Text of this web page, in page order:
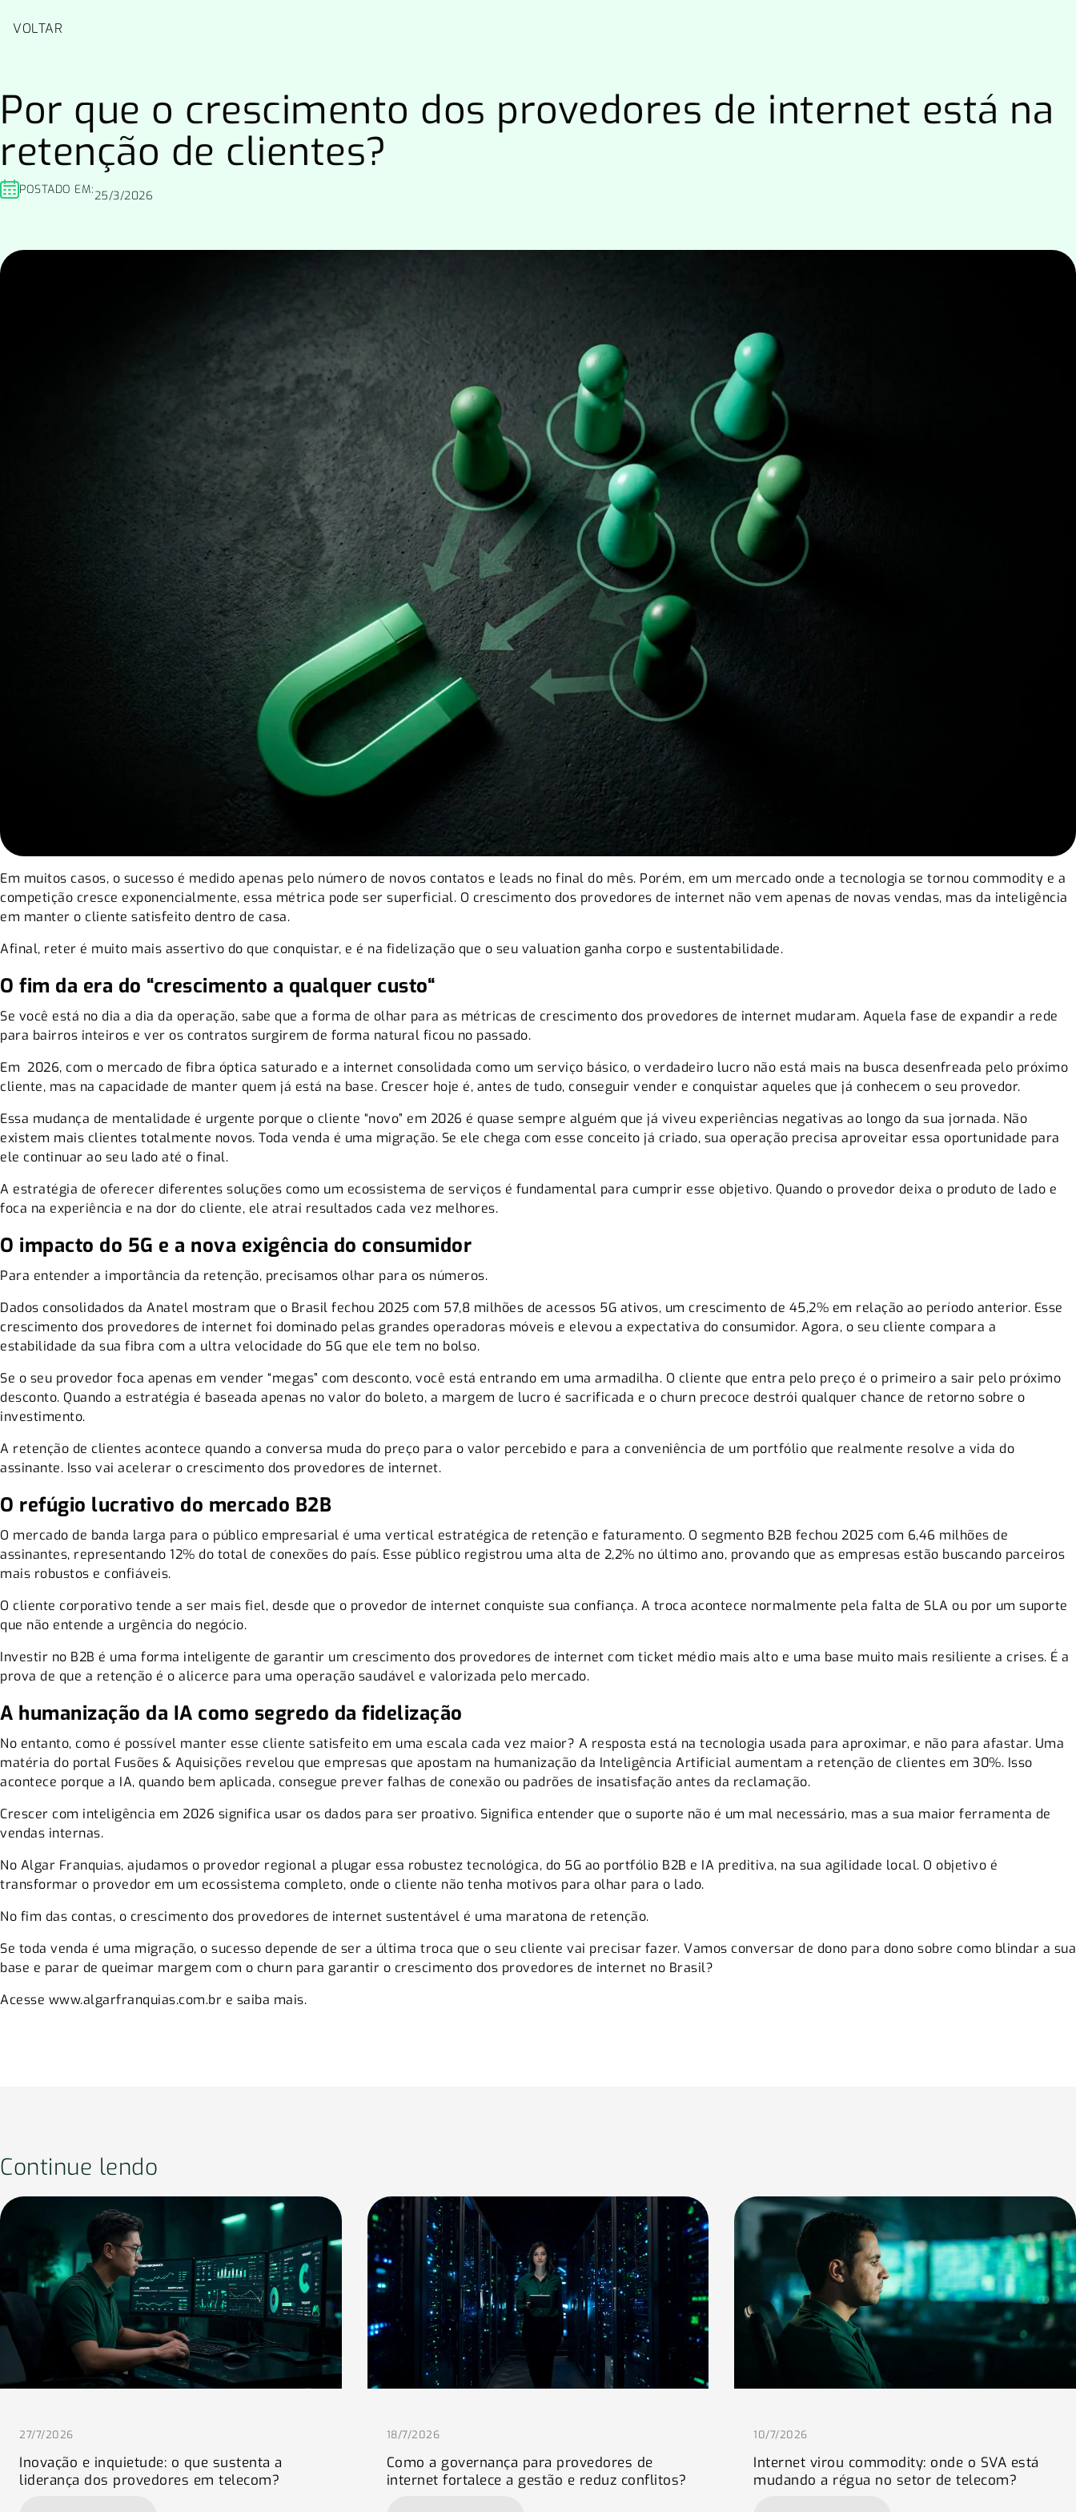
paraVOLTAR
Por que o crescimento dos provedores de internet está na
retenção de clientes?
POSTADO EM:25/3/2026
Em muitos casos, o sucesso é medido apenas pelo número de novos contatos e leads no final do mês. Porém, em um mercado onde a tecnologia se tornou commodity e a
competição cresce exponencialmente, essa métrica pode ser superficial. O crescimento dos provedores de internet não vem apenas de novas vendas, mas da inteligência
em manter o cliente satisfeito dentro de casa.
Afinal, reter é muito mais assertivo do que conquistar, e é na fidelização que o seu valuation ganha corpo e sustentabilidade.
O fim da era do “crescimento a qualquer custo“
Se você está no dia a dia da operação, sabe que a forma de olhar para as métricas de crescimento dos provedores de internet mudaram. Aquela fase de expandir a rede
para bairros inteiros e ver os contratos surgirem de forma natural ficou no passado.
Em 2026, com o mercado de fibra óptica saturado e a internet consolidada como um serviço básico, o verdadeiro lucro não está mais na busca desenfreada pelo próximo
cliente, mas na capacidade de manter quem já está na base. Crescer hoje é, antes de tudo, conseguir vender e conquistar aqueles que já conhecem o seu provedor.
Essa mudança de mentalidade é urgente porque o cliente “novo” em 2026 é quase sempre alguém que já viveu experiências negativas ao longo da sua jornada. Não
existem mais clientes totalmente novos. Toda venda é uma migração. Se ele chega com esse conceito já criado, sua operação precisa aproveitar essa oportunidade para
ele continuar ao seu lado até o final.
A estratégia de oferecer diferentes soluções como um ecossistema de serviços é fundamental para cumprir esse objetivo. Quando o provedor deixa o produto de lado e
foca na experiência e na dor do cliente, ele atrai resultados cada vez melhores.
O impacto do 5G e a nova exigência do consumidor
Para entender a importância da retenção, precisamos olhar para os números.
Dados consolidados da Anatel mostram que o Brasil fechou 2025 com 57,8 milhões de acessos 5G ativos, um crescimento de 45,2% em relação ao período anterior. Esse
crescimento dos provedores de internet foi dominado pelas grandes operadoras móveis e elevou a expectativa do consumidor. Agora, o seu cliente compara a
estabilidade da sua fibra com a ultra velocidade do 5G que ele tem no bolso.
Se o seu provedor foca apenas em vender “megas” com desconto, você está entrando em uma armadilha. O cliente que entra pelo preço é o primeiro a sair pelo próximo
desconto. Quando a estratégia é baseada apenas no valor do boleto, a margem de lucro é sacrificada e o churn precoce destrói qualquer chance de retorno sobre o
investimento.
A retenção de clientes acontece quando a conversa muda do preço para o valor percebido e para a conveniência de um portfólio que realmente resolve a vida do
assinante. Isso vai acelerar o crescimento dos provedores de internet.
O refúgio lucrativo do mercado B2B
O mercado de banda larga para o público empresarial é uma vertical estratégica de retenção e faturamento. O segmento B2B fechou 2025 com 6,46 milhões de
assinantes, representando 12% do total de conexões do país. Esse público registrou uma alta de 2,2% no último ano, provando que as empresas estão buscando parceiros
mais robustos e confiáveis.
O cliente corporativo tende a ser mais fiel, desde que o provedor de internet conquiste sua confiança. A troca acontece normalmente pela falta de SLA ou por um suporte
que não entende a urgência do negócio.
Investir no B2B é uma forma inteligente de garantir um crescimento dos provedores de internet com ticket médio mais alto e uma base muito mais resiliente a crises. É a
prova de que a retenção é o alicerce para uma operação saudável e valorizada pelo mercado.
A humanização da IA como segredo da fidelização
No entanto, como é possível manter esse cliente satisfeito em uma escala cada vez maior? A resposta está na tecnologia usada para aproximar, e não para afastar. Uma
matéria do portal Fusões & Aquisições revelou que empresas que apostam na humanização da Inteligência Artificial aumentam a retenção de clientes em 30%. Isso
acontece porque a IA, quando bem aplicada, consegue prever falhas de conexão ou padrões de insatisfação antes da reclamação.
Crescer com inteligência em 2026 significa usar os dados para ser proativo. Significa entender que o suporte não é um mal necessário, mas a sua maior ferramenta de
vendas internas.
No Algar Franquias, ajudamos o provedor regional a plugar essa robustez tecnológica, do 5G ao portfólio B2B e IA preditiva, na sua agilidade local. O objetivo é
transformar o provedor em um ecossistema completo, onde o cliente não tenha motivos para olhar para o lado.
No fim das contas, o crescimento dos provedores de internet sustentável é uma maratona de retenção.
Se toda venda é uma migração, o sucesso depende de ser a última troca que o seu cliente vai precisar fazer. Vamos conversar de dono para dono sobre como blindar a sua
base e parar de queimar margem com o churn para garantir o crescimento dos provedores de internet no Brasil?
Acesse www.algarfranquias.com.br e saiba mais.
Continue lendo
27/7/2026
Inovação e inquietude: o que sustenta a
liderança dos provedores em telecom?
18/7/2026
Como a governança para provedores de
internet fortalece a gestão e reduz conflitos?
10/7/2026
Internet virou commodity: onde o SVA está
mudando a régua no setor de telecom?